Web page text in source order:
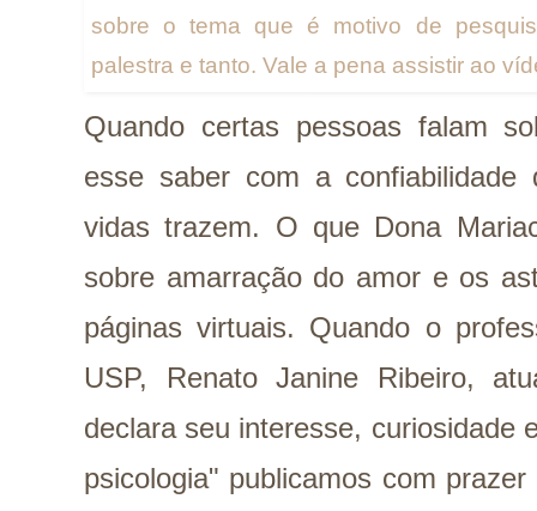
sobre o tema que é motivo de
palestra e tanto. Vale a pena assistir ao
Quando certas pessoas falam
esse saber com a confiabilidade
vidas trazem. O que Dona
sobre amarração do amor e os
páginas virtuais. Quando o
USP, Renato Janine Ribeiro,
declara seu interesse, curiosidade
psicologia" publicamos com